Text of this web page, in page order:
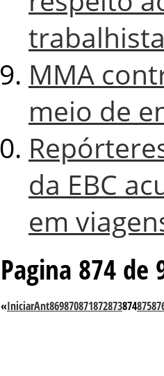
MMA
meio de
da EBC
em
Pagina 874 de
«IniciarAnt869870871872873874875